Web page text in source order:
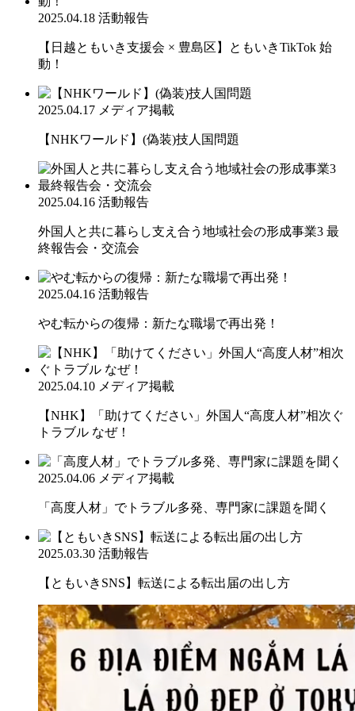
2025.04.18 活動報告
【日越ともいき支援会 × 豊島区】ともいきTikTok 始
動！
2025.04.17 メディア掲載
【NHKワールド】(偽装)技人国問題
2025.04.16 活動報告
外国人と共に暮らし支え合う地域社会の形成事業3 最
終報告会・交流会
2025.04.16 活動報告
やむ転からの復帰：新たな職場で再出発！
2025.04.10 メディア掲載
【NHK】「助けてください」外国人“高度人材”相次ぐ
トラブル なぜ！
2025.04.06 メディア掲載
「高度人材」でトラブル多発、専門家に課題を聞く
2025.03.30 活動報告
【ともいきSNS】転送による転出届の出し方